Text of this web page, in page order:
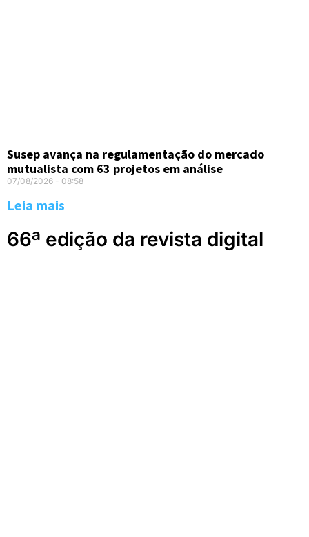
Susep avança na regulamentação do mercado
mutualista com 63 projetos em análise
07/08/2026 08:58
Leia mais
66ª edição da revista digital